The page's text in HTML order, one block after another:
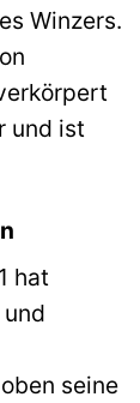
Winzers.
und ist
hat
seine